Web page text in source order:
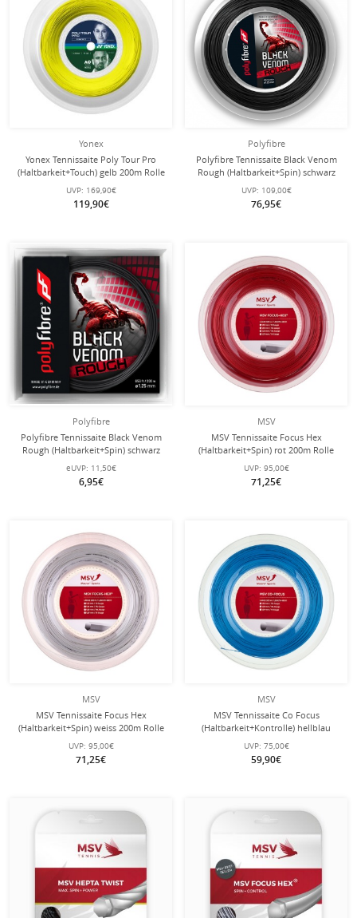
Yonex
Yonex Tennissaite Poly Tour Pro
(Haltbarkeit+Touch) gelb 200m Rolle
UVP: 169,90€
119,90€
Polyfibre
Polyfibre Tennissaite Black Venom
Rough (Haltbarkeit+Spin) schwarz
200m Rolle
UVP: 109,00€
76,95€
Polyfibre
Polyfibre Tennissaite Black Venom
Rough (Haltbarkeit+Spin) schwarz
12m Set
eUVP: 11,50€
6,95€
MSV
MSV Tennissaite Focus Hex
(Haltbarkeit+Spin) rot 200m Rolle
UVP: 95,00€
71,25€
MSV
MSV Tennissaite Focus Hex
(Haltbarkeit+Spin) weiss 200m Rolle
UVP: 95,00€
71,25€
MSV
MSV Tennissaite Co Focus
(Haltbarkeit+Kontrolle) hellblau
200m Rolle
UVP: 75,00€
59,90€